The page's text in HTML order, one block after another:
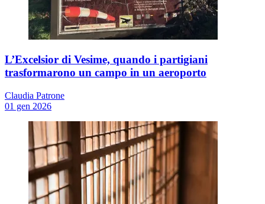
L’Excelsior di Vesime, quando i partigiani
trasformarono un campo in un aeroporto
Claudia Patrone
01 gen 2026